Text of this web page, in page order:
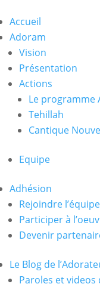
Accueil
Adoram
Vision
Présentation
Actions
Le programme
Tehillah
Cantique
Equipe
Adhésion
Rejoindre l’équipe
Participer à
Devenir
Le Blog de
Paroles et videos